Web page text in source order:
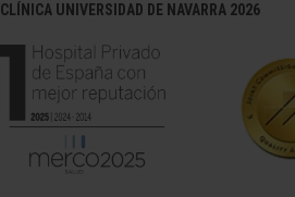
CLÍNICA UNIVERSIDAD DE NAVARRA 2026